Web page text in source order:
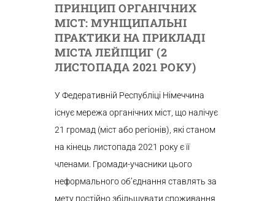
ПРИНЦИП ОРГАНІЧНИХ
МІСТ: МУНІЦИПАЛЬНІ
ПРАКТИКИ НА ПРИКЛАДІ
МІСТА ЛЕЙПЦИГ (2
ЛИСТОПАДА 2021 РОКУ)
У Федеративній Республіці Німеччина
існує мережа органічних міст, що налічує
21 громад (міст або регіонів), які станом
на кінець листопада 2021 року є її
членами. Громади-учасники цього
неформального об’єднання ставлять за
мету постійно збільшувати споживання